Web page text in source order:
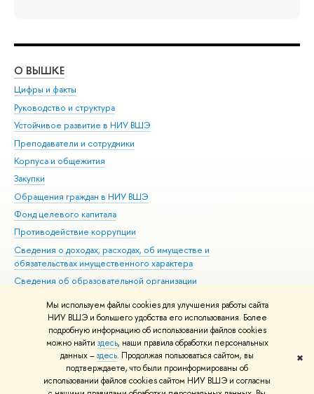
Мы используем файлы cookies для улучшения работы сайта
НИУ ВШЭ и большего удобства его использования. Более
подробную информацию об использовании файлов cookies
можно найти здесь, наши правила обработки персональных
данных –здесь. Продолжая пользоваться сайтом, вы
подтверждаете, что были проинформированы об
использовании файлов cookies сайтом НИУ ВШЭ и согласны
✖
О ВЫШКЕ
Цифры и факты
Руководство и структура
Устойчивое развитие в НИУ ВШЭ
Преподаватели и сотрудники
Корпуса и общежития
Закупки
Обращения граждан в НИУ ВШЭ
Фонд целевого капитала
Противодействие коррупции
Сведения о доходах, расходах, об имуществе и
обязательствах имущественного характера
Сведения об образовательной организации
Людям с ограниченными возможностями здоровья
Единая платежная страница
Работа в Вышке
© НИУ ВШЭ 1993–2026 Адреса и контакты Условия использования